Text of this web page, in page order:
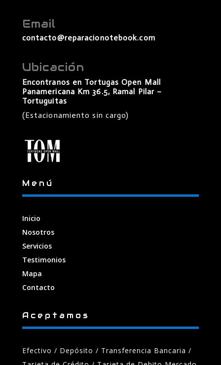
Email
contacto@reparacionotebook.com
Ubicación
Encontranos en Tortugas Open Mall
Panamericana Km 36.5, Ramal Pilar –
Tortuguitas
(Estacionamiento sin cargo)
Menú
Inicio
Nosotros
Servicios
Testimonios
Mapa
Contacto
Aceptamos
Efectivo / Depósito / Transferencia Bancaria /